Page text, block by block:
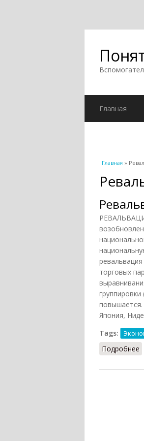
Главная
Вы здесь
Главная »
торговых
повышается.
Япония,
Tags:
Подробнее